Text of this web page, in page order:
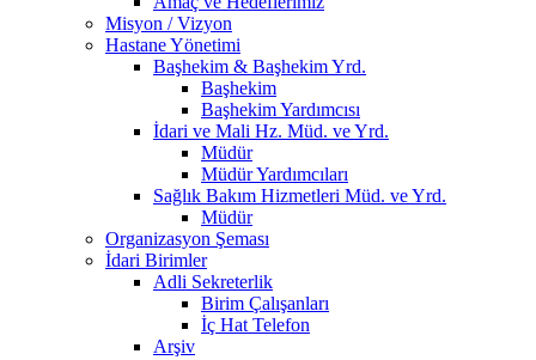
Misyon / Vizyon
Hastane Yönetimi
Başhekim & Başhekim Yrd.
Başhekim
Başhekim Yardımcısı
İdari ve Mali Hz. Müd. ve Yrd.
Müdür
Müdür Yardımcıları
Sağlık Bakım Hizmetleri Müd. ve Yrd.
Müdür
Organizasyon Şeması
İdari Birimler
Adli Sekreterlik
Birim Çalışanları
İç Hat Telefon
Arşiv